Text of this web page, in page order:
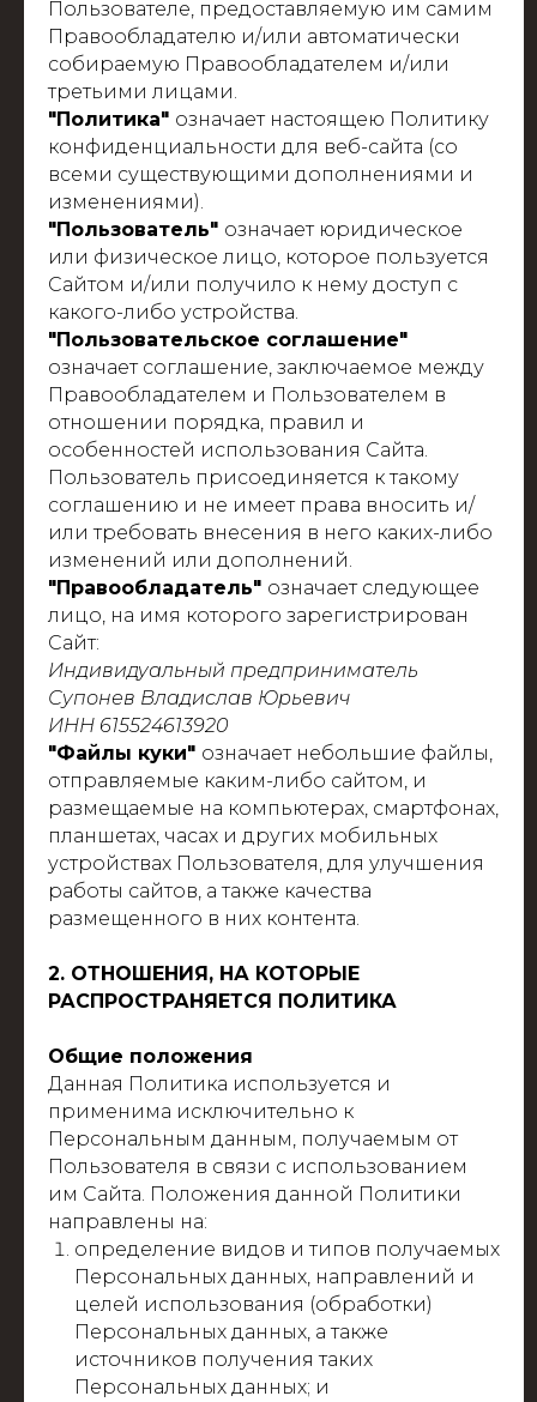
Пользователе, предоставляемую им самим
Правообладателю и/или автоматически
собираемую Правообладателем и/или
третьими лицами.
"Политика" означает настоящею Политику
конфиденциальности для веб-сайта (со
всеми существующими дополнениями и
изменениями).
"Пользователь" означает юридическое
или физическое лицо, которое пользуется
Сайтом и/или получило к нему доступ с
какого-либо устройства.
"Пользовательское соглашение"
означает соглашение, заключаемое между
Правообладателем и Пользователем в
отношении порядка, правил и
особенностей использования Сайта.
Пользователь присоединяется к такому
соглашению и не имеет права вносить и/
или требовать внесения в него каких-либо
изменений или дополнений.
"Правообладатель" означает следующее
лицо, на имя которого зарегистрирован
Сайт:
Индивидуальный предприниматель
Супонев Владислав Юрьевич
ИНН 615524613920
"Файлы куки" означает небольшие файлы,
отправляемые каким-либо сайтом, и
размещаемые на компьютерах, смартфонах,
планшетах, часах и других мобильных
устройствах Пользователя, для улучшения
работы сайтов, а также качества
размещенного в них контента.
2. ОТНОШЕНИЯ, НА КОТОРЫЕ
РАСПРОСТРАНЯЕТСЯ ПОЛИТИКА
Общие положения
Данная Политика используется и
применима исключительно к
Персональным данным, получаемым от
Пользователя в связи с использованием
им Сайта. Положения данной Политики
направлены на:
определение видов и типов получаемых
Персональных данных, направлений и
целей использования (обработки)
Персональных данных, а также
источников получения таких
Персональных данных; и